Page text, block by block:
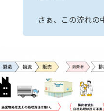
さぁ、この流れの